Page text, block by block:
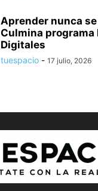
Aprender nunca
Culmina programa
Digitales
tuespacio - 17 julio, 2026